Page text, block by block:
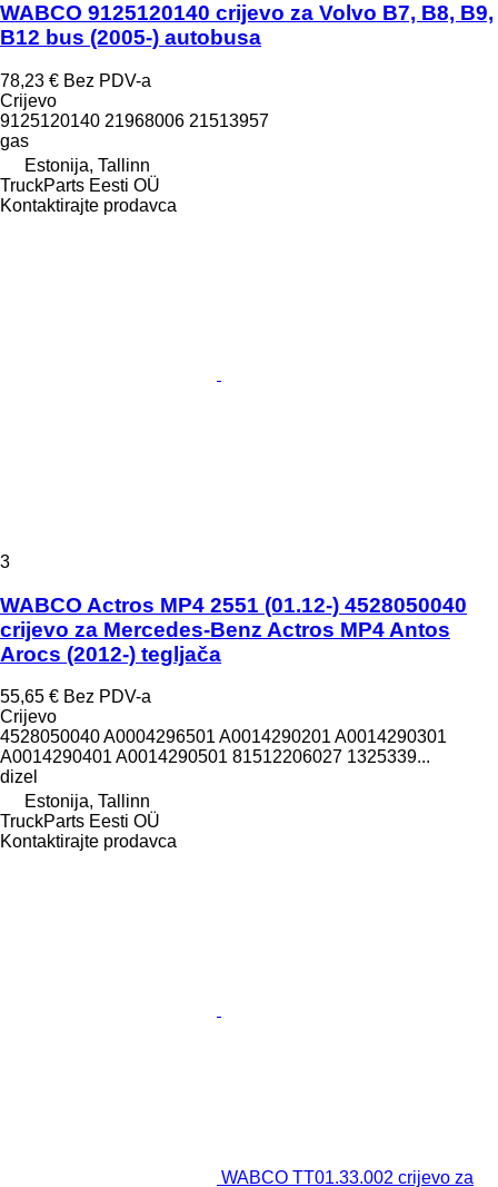
WABCO 9125120140 crijevo za Volvo B7, B8, B9,
B12 bus (2005-) autobusa
78,23 € Bez PDV-a
Crijevo
9125120140 21968006 21513957
gas
Estonija, Tallinn
TruckParts Eesti OÜ
Kontaktirajte prodavca
3
WABCO Actros MP4 2551 (01.12-) 4528050040
crijevo za Mercedes-Benz Actros MP4 Antos
Arocs (2012-) tegljača
55,65 € Bez PDV-a
Crijevo
4528050040 A0004296501 A0014290201 A0014290301
A0014290401 A0014290501 81512206027 1325339...
dizel
Estonija, Tallinn
TruckParts Eesti OÜ
Kontaktirajte prodavca
WABCO TT01.33.002 crijevo za